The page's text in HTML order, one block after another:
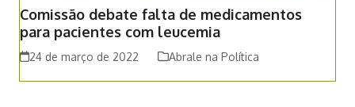
Comissão debate falta de medicamentos
para pacientes com leucemia
24 de março de 2022 Abrale na Política